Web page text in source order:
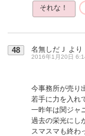
それな！
48 名無しだＪ より
2016年1月20日
今事務所が売り
若手に力を入れ
一昨年は関ジャ
過去の栄光にし
スマスマも終わ